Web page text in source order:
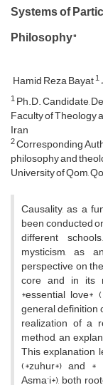
Systems of
Philosophy"
Hamid Reza Bayat1
1Ph.D. Candidate,
Faculty of Theology
Iran
2Corresponding
philosophy and
University of Qom,
Causality, as a
been conducted
different
mysticism, as
perspective on
core and in its
*essential love*
general definition
realization of a
method, an
This explanation
(*zuhur*) and *
Asma’i*), both